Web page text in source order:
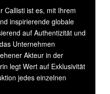
Callisti ist es, mit Ihrem
inspirierende globale
auf Authentizität und
Unternehmen
Akteur in der
legt Wert auf Exklusivität
jedes einzelnen